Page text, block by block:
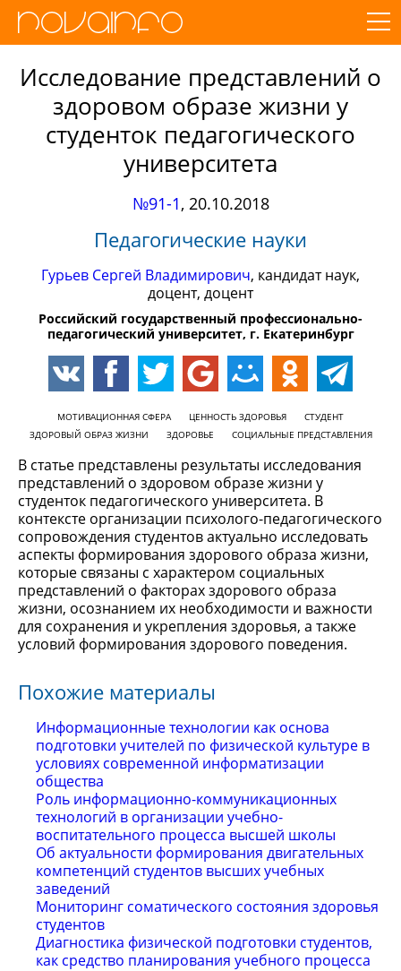
Исследование представлений о
здоровом образе жизни у
студенток педагогического
университета
№91-1, 20.10.2018
Педагогические науки
Гурьев Сергей Владимирович, кандидат наук,
доцент, доцент
Российский государственный профессионально-
педагогический университет, г. Екатеринбург
МОТИВАЦИОННАЯ СФЕРА ЦЕННОСТЬ ЗДОРОВЬЯ
СТУДЕНТ
ЗДОРОВЫЙ ОБРАЗ ЖИЗНИ
ЗДОРОВЬЕ СОЦИАЛЬНЫЕ ПРЕДСТАВЛЕНИЯ
В статье представлены результаты исследования
представлений о здоровом образе жизни у
студенток педагогического университета. В
контексте организации психолого-педагогического
сопровождения студентов актуально исследовать
аспекты формирования здорового образа жизни,
которые связаны с характером социальных
представлений о факторах здорового образа
жизни, осознанием их необходимости и важности
для сохранения и укрепления здоровья, а также
условий формирования здорового поведения.
Похожие материалы
Информационные технологии как основа
подготовки учителей по физической культуре в
условиях современной информатизации
общества
Роль информационно-коммуникационных
технологий в организации учебно-
воспитательного процесса высшей школы
Об актуальности формирования двигательных
компетенций студентов высших учебных
заведений
Мониторинг соматического состояния здоровья
студентов
Диагностика физической подготовки студентов,
как средство планирования учебного процесса